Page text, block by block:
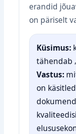
erandid
on päriselt
Küsimus:
tähendab
Vastus:
on